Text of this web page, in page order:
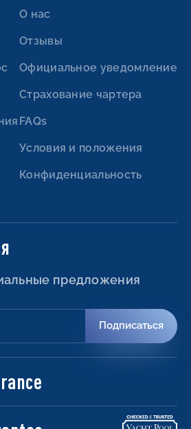
О нас
Отзывы
Официальное уведомление
Страхование чартера
FAQs
Условия и положения
Конфиденциальность
предложения
Подписаться